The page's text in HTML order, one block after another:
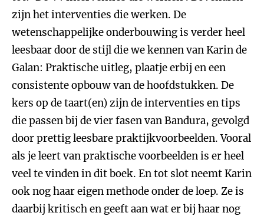
zijn het interventies die werken. De
wetenschappelijke onderbouwing is verder heel
leesbaar door de stijl die we kennen van Karin de
Galan: Praktische uitleg, plaatje erbij en een
consistente opbouw van de hoofdstukken. De
kers op de taart(en) zijn de interventies en tips
die passen bij de vier fasen van Bandura, gevolgd
door prettig leesbare praktijkvoorbeelden. Vooral
als je leert van praktische voorbeelden is er heel
veel te vinden in dit boek. En tot slot neemt Karin
ook nog haar eigen methode onder de loep. Ze is
daarbij kritisch en geeft aan wat er bij haar nog